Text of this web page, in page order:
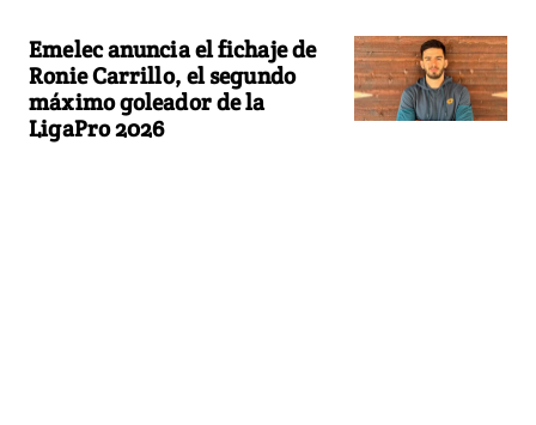
Emelec anuncia el fichaje de
Ronie Carrillo, el segundo
máximo goleador de la
LigaPro 2026